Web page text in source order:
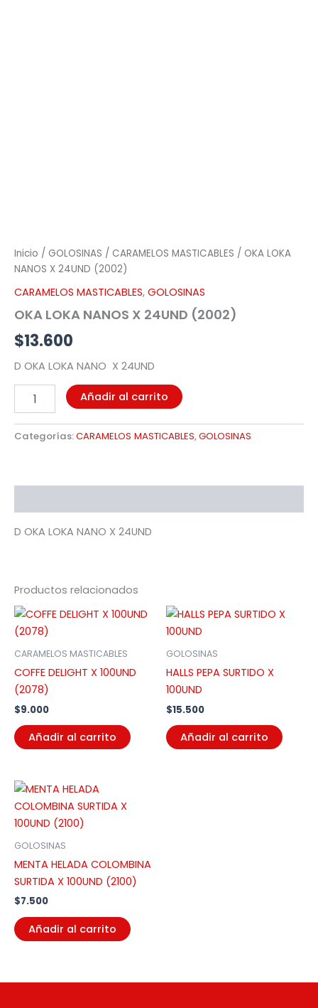
Inicio / GOLOSINAS / CARAMELOS MASTICABLES / OKA LOKA
NANOS X 24UND (2002)
CARAMELOS MASTICABLES, GOLOSINAS
OKA LOKA NANOS X 24UND (2002)
$13.600
D OKA LOKA NANO X 24UND
Añadir al carrito
Categorías:CARAMELOS MASTICABLES,GOLOSINAS
D OKA LOKA NANO X 24UND
Productos relacionados
CARAMELOS MASTICABLES
COFFE DELIGHT X 100UND
(2078)
$9.000
Añadir al carrito
GOLOSINAS
HALLS PEPA SURTIDO X
100UND
$15.500
Añadir al carrito
GOLOSINAS
MENTA HELADA COLOMBINA
SURTIDA X 100UND (2100)
$7.500
Añadir al carrito